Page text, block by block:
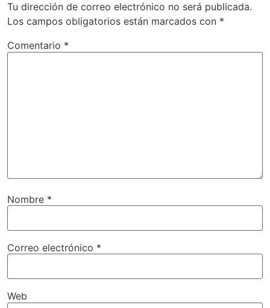
Tu dirección de correo electrónico no será publicada.
Los campos obligatorios están marcados con *
Comentario *
Nombre *
Correo electrónico *
Web